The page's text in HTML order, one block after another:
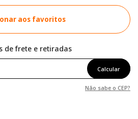
aos favoritos
de frete e retiradas
Calcular
Não sabe o CEP?